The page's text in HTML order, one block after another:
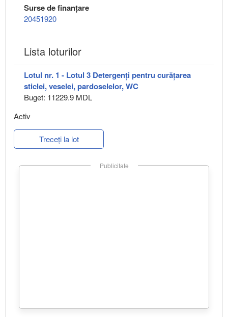
Surse de finanțare
20451920
Lista loturilor
Lotul nr. 1 - Lotul 3 Detergenți pentru curățarea
sticlei, veselei, pardoselelor, WC
Buget: 11229.9 MDL
Activ
Treceți la lot
Publicitate